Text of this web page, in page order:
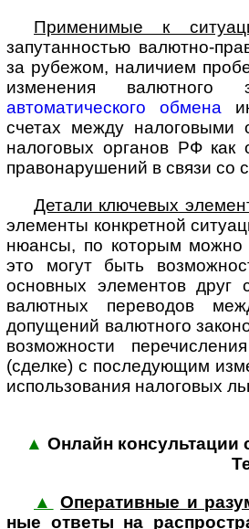
Применимые к
запутанностью валютно-
за рубежом, наличием
изменения валютного
автоматического обмена
счетах между налоговыми
налоговых органов РФ как
правонарушений в связи со
Детали ключевых
элементы конкретной
нюансы, по которым можно
это могут быть
основных элементов друг
валютных переводов
допущений валютного
возможности
(сделке) с последующим
использования налоговых
▲ Онлайн
▲
Оперативные и
ные ответы на